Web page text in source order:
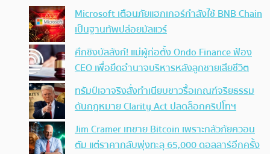
Microsoft เตือนภัยแฮกเกอร์กำลังใช้ BNB Chain
เป็นฐานทัพปล่อยมัลแวร์
ศึกชิงบัลลังก์! แม่ผู้ก่อตั้ง Ondo Finance ฟ้อง
CEO เพื่อยึดอำนาจบริหารหลังลูกชายเสียชีวิต
ทรัมป์เอาจริง สั่งทำเนียบขาวรื้อเกณฑ์จริยธรรม
ดันกฎหมาย Clarity Act ปลดล็อกคริปโทฯ
Jim Cramer เทขาย Bitcoin เพราะกลัวภัยควอน
ตัม แต่ราคากลับพุ่งทะลุ 65,000 ดอลลาร์อีกครั้ง